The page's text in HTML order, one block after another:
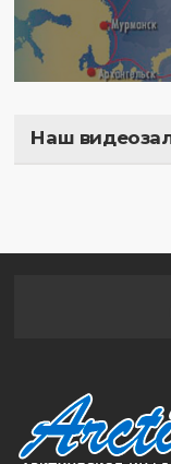
Наш